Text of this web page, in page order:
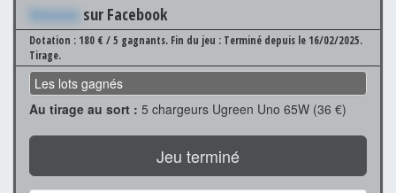
Xxxxxxx sur Facebook
Dotation : 180 € / 5 gagnants. Fin du jeu : Terminé depuis le 16/02/2025.
Tirage.
Les lots gagnés
Au tirage au sort : 5 chargeurs Ugreen Uno 65W (36 €)
Jeu terminé